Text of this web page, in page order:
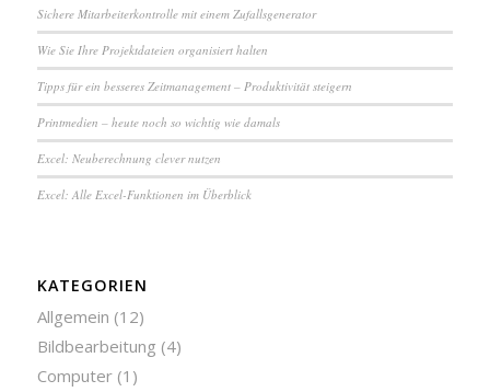
Sichere Mit­ar­bei­ter­kon­trol­le mit einem Zuf­alls­ge­ne­ra­tor
Wie Sie Ihre Pro­jekt­da­tei­en or­ga­ni­siert halten
Tipps für ein besseres Zeit­ma­na­ge­ment – Pro­duk­ti­vi­tät steigern
Printmedien – heute noch so wichtig wie damals
Excel: Neu­be­rech­nung clever nutzen
Excel: Alle Excel-Funktionen im Überblick
KATEGORIEN
Allgemein (12)
Bildbearbeitung (4)
Computer(1)